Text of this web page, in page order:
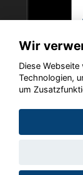
Copyright ©
Wir
Diese
Technologien,
um